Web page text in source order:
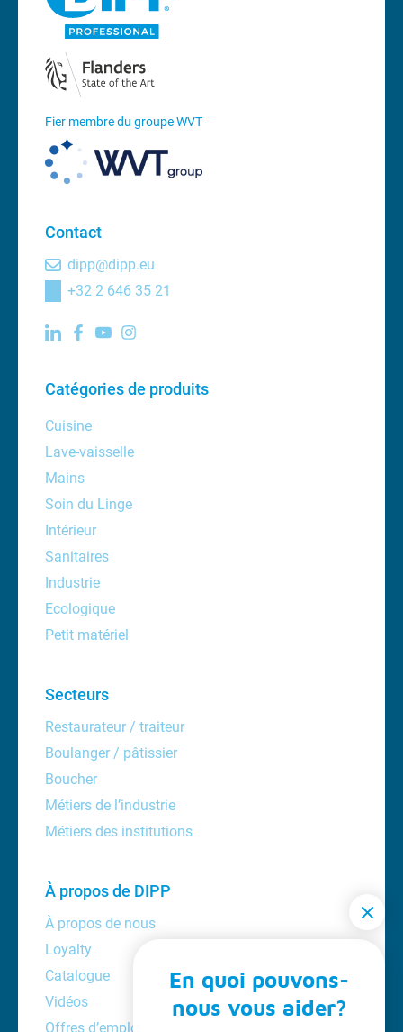
Fier membre du groupe WVT
Contact
dipp@dipp.eu
+32 2 646 35 21
Catégories de produits
Cuisine
Lave-vaisselle
Mains
Soin du Linge
Intérieur
Sanitaires
Industrie
Ecologique
Petit matériel
Secteurs
Restaurateur / traiteur
Boulanger / pâtissier
Boucher
Métiers de l’industrie
Métiers des institutions
À propos de DIPP
À propos de nous
Loyalty
Catalogue
Vidéos
Offres d’emploi
En quoi pouvons-
nous vous aider?